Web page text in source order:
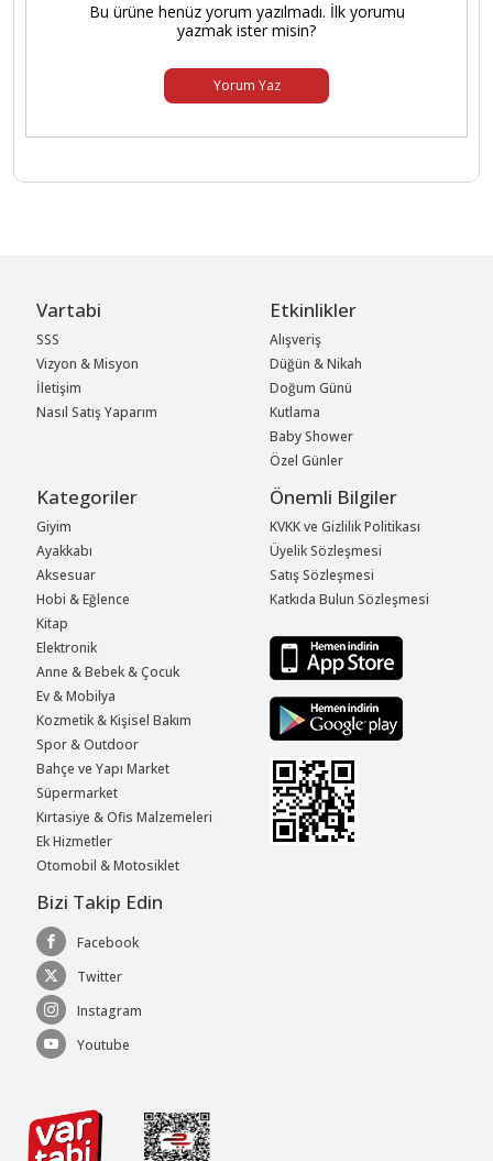
Bu ürüne henüz yorum yazılmadı. İlk yorumu
yazmak ister misin?
Yorum Yaz
Vartabi
SSS
Vizyon & Misyon
İletişim
Nasıl Satış Yaparım
Etkinlikler
Alışveriş
Düğün & Nikah
Doğum Günü
Kutlama
Baby Shower
Özel Günler
Kategoriler
Giyim
Ayakkabı
Aksesuar
Hobi & Eğlence
Kitap
Elektronik
Anne & Bebek & Çocuk
Ev & Mobilya
Kozmetik & Kişisel Bakım
Spor & Outdoor
Bahçe ve Yapı Market
Süpermarket
Kırtasiye & Ofis Malzemeleri
Ek Hizmetler
Otomobil & Motosiklet
Önemli Bilgiler
KVKK ve Gizlilik Politikası
Üyelik Sözleşmesi
Satış Sözleşmesi
Katkıda Bulun Sözleşmesi
Bizi Takip Edin
Facebook
Twitter
Instagram
Youtube